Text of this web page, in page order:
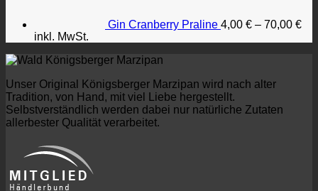
Gin Cranberry Praline 4,00 € – 70,00 €
inkl. MwSt.
Unser Original Königsberger Marzipan wird nach alter
Tradition, von Hand, mit viel Liebe hergestellt.
Selbstverständlich werden dabei nur natürliche Zutaten
allerbester Qualität verarbeitet.